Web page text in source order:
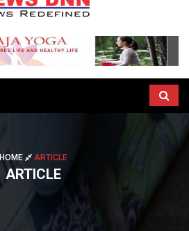
HOME ARTICLE
ARTICLE